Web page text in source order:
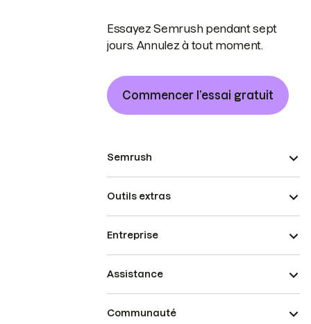
Essayez Semrush pendant sept
jours. Annulez à tout moment.
Commencer l’essai gratuit
Semrush
Outils extras
Entreprise
Assistance
Communauté